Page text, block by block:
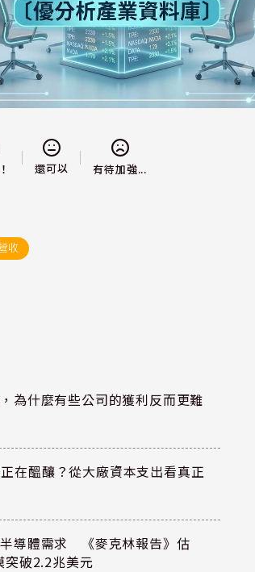
還可以 有待加強...
收
為什麼有些公司的獲利反而更難
在醞釀？從大廠資本支出看真正
導體需求 《麥克林報告》估
突破2.2兆美元